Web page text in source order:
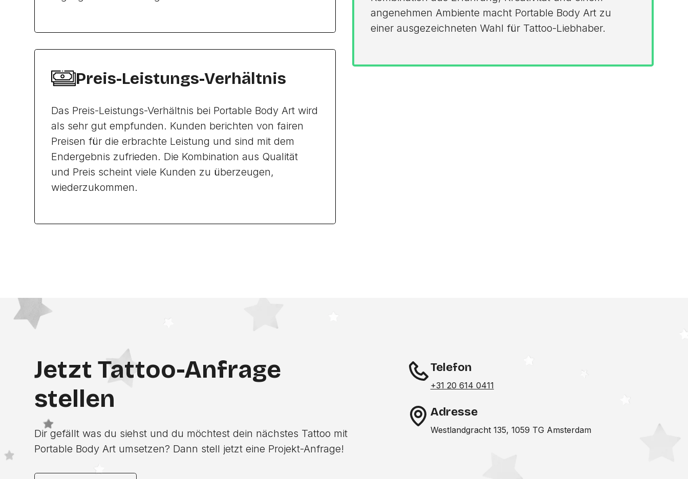
Preis-Leistungs-Verhältnis
Das Preis-Leistungs-Verhältnis bei Portable Body Art wird
als sehr gut empfunden. Kunden berichten von fairen
Preisen für die erbrachte Leistung und sind mit dem
Endergebnis zufrieden. Die Kombination aus Qualität
und Preis scheint viele Kunden zu überzeugen,
wiederzukommen.
angenehmen Ambiente macht Portable Body Art zu
einer ausgezeichneten Wahl für Tattoo-Liebhaber.
Jetzt Tattoo-Anfrage
stellen
Dir gefällt was du siehst und du möchtest dein nächstes Tattoo mit
Portable Body Art umsetzen? Dann stell jetzt eine Projekt-Anfrage!
Telefon
+31 20 614 0411
Adresse
Westlandgracht 135, 1059 TG Amsterdam